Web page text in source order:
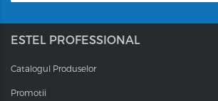
ESTEL PROFESSIONAL
Catalogul Produselor
Promotii